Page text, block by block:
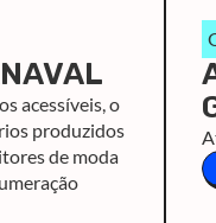
acessíveis, o
produzidos
de moda